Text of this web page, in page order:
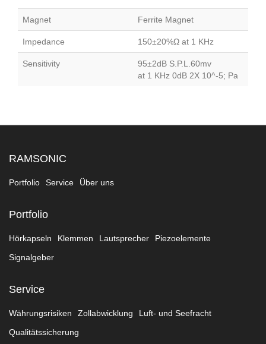
Magnet Ferrite Magnet
Impedance 150±20%Ω at 1 KHz
Sensitivity
95±2dB S.P.L.60mv
at 1 KHz 0dB 2X 10^-5; Pa
RAMSONIC
Portfolio Service Über uns
Portfolio
Hörkapseln Klemmen Lautsprecher
Piezoelemente
Signalgeber
Service
Währungsrisiken Zollabwicklung
Luft- und Seefracht
Qualitätssicherung